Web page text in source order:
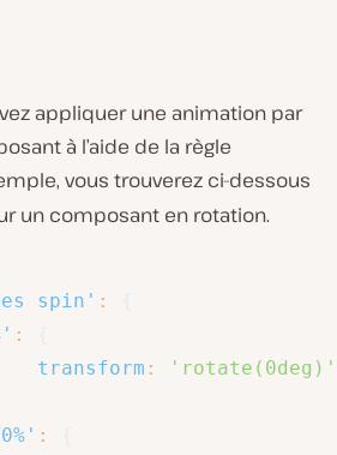
appliquer une animation par
à l’aide de la règle
vous trouverez ci-dessous
un composant en rotation.
spin' :
:
transform :
'rotate(0deg)'
: